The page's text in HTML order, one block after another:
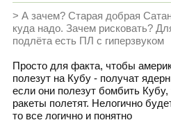
> А зачем? Старая добрая
куда надо. Зачем рисковать?
подлёта есть ПЛ с гиперзвуком
Просто для факта, чтобы
полезут на Кубу - получат
если они полезут бомбить
ракеты полетят. Нелогично
то все логично и понятно